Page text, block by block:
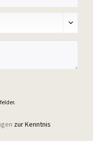
zur Kenntnis